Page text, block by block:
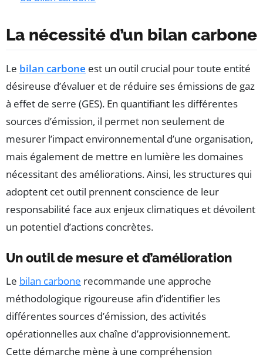
La nécessité d’un bilan carbone
Le bilan carbone est un outil crucial pour toute entité
désireuse d’évaluer et de réduire ses émissions de gaz
à effet de serre (GES). En quantifiant les différentes
sources d’émission, il permet non seulement de
mesurer l’impact environnemental d’une organisation,
mais également de mettre en lumière les domaines
nécessitant des améliorations. Ainsi, les structures qui
adoptent cet outil prennent conscience de leur
responsabilité face aux enjeux climatiques et dévoilent
un potentiel d’actions concrètes.
Un outil de mesure et d’amélioration
Le bilan carbone recommande une approche
méthodologique rigoureuse afin d’identifier les
différentes sources d’émission, des activités
opérationnelles aux chaîne d’approvisionnement.
Cette démarche mène à une compréhension